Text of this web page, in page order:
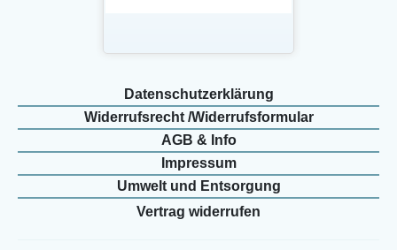
Daten­schutz­erklärung
Widerrufs­recht /Widerrufs­formular
AGB & Info
Impressum
Umwelt und Entsorgung
Vertrag widerrufen